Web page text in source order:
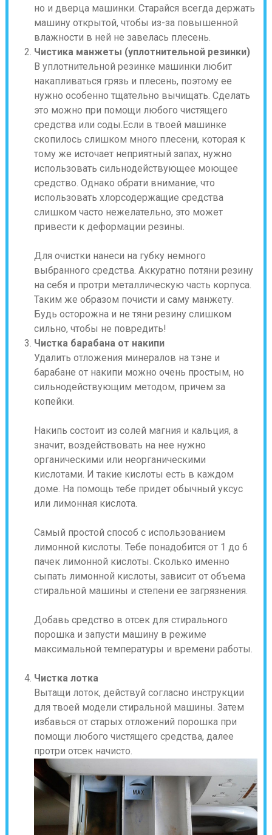
но и дверца машинки. Старайся всегда держать
машину открытой, чтобы из-за повышенной
влажности в ней не завелась плесень.
Чистика манжеты (уплотнительной резинки)
В уплотнительной резинке машинки любит
накапливаться грязь и плесень, поэтому ее
нужно особенно тщательно вычищать. Сделать
это можно при помощи любого чистящего
средства или соды.Если в твоей машинке
скопилось слишком много плесени, которая к
тому же источает неприятный запах, нужно
использовать сильнодействующее моющее
средство. Однако обрати внимание, что
использовать хлорсодержащие средства
слишком часто нежелательно, это может
привести к деформации резины.
Для очистки нанеси на губку немного
выбранного средства. Аккуратно потяни резину
на себя и протри металлическую часть корпуса.
Таким же образом почисти и саму манжету.
Будь осторожна и не тяни резину слишком
сильно, чтобы не повредить!
Чистка барабана от накипи
Удалить отложения минералов на тэне и
барабане от накипи можно очень простым, но
сильнодействующим методом, причем за
копейки.
Накипь состоит из солей магния и кальция, а
значит, воздействовать на нее нужно
органическими или неорганическими
кислотами. И такие кислоты есть в каждом
доме. На помощь тебе придет обычный уксус
или лимонная кислота.
Самый простой способ с использованием
лимонной кислоты. Тебе понадобится от 1 до 6
пачек лимонной кислоты. Сколько именно
сыпать лимонной кислоты, зависит от объема
стиральной машины и степени ее загрязнения.
Добавь средство в отсек для стирального
порошка и запусти машину в режиме
максимальной температуры и времени работы.
Чистка лотка
Вытащи лоток, действуй согласно инструкции
для твоей модели стиральной машины. Затем
избавься от старых отложений порошка при
помощи любого чистящего средства, далее
протри отсек начисто.